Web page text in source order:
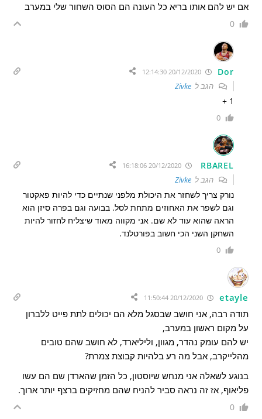
אם יש להם אותו בריא כל העונה הם הסוס השחור שלי במערב
0
Dor
הגב לZivke
1 +
0
RBAREL
הגב לZivke
נורק צריך לשחזר את היכולת מלפני שנתיים כדי להיות פאקטור
וגם לשפר את האחוזים מתחת לסל. בבועה וגם בפרה סיזן הוא
הראה שהוא עוד לא שם. אני מקווה מאוד שיצליח לחזור להיות
השחקן השני הכי חשוב בפורטלנד.
0
etayle
תודה רבה, אני חושב שבסגל מלא הם יכולים לתת פייט ללברון
על מקום ראשון במערב,
יש להם עומק נהדר, מגוון, וליליארד, לא חושב שהם טובים
מהלייקרב, אבל מה רע בלהיות קבוצת צמרת?
בנוגע לשאלה אני מנחש שיוסטון, כל הזמן שהארדן שם הם עשו
פליאוף, אז זה נראה סביר להניח שהם מחזיקים ברצף יותר ארוך.
0